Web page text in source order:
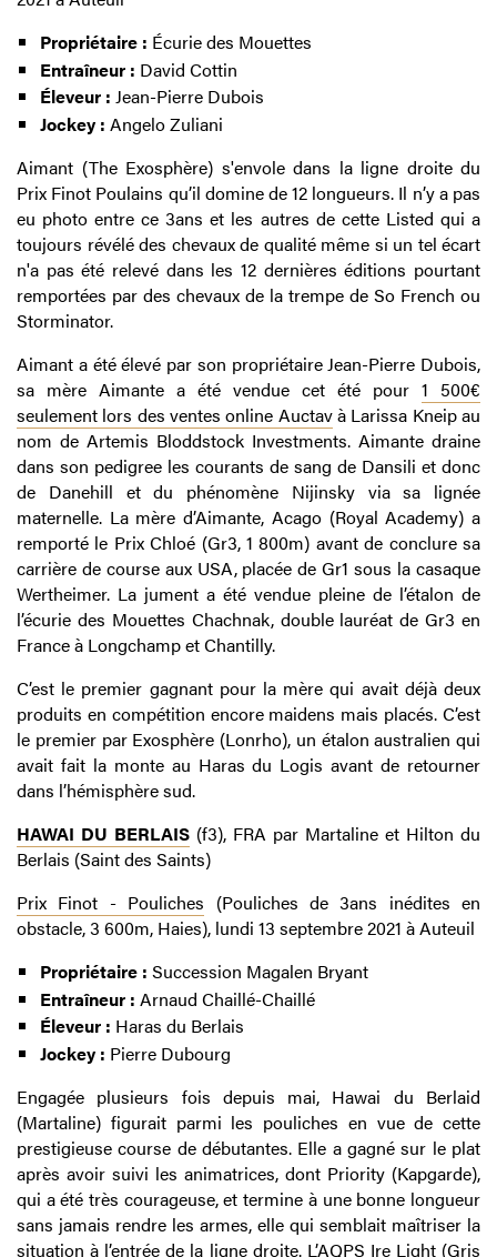
Propriétaire : Écurie des Mouettes
Entraîneur : David Cottin
Éleveur : Jean-Pierre Dubois
Jockey : Angelo Zuliani
Aimant (The Exosphère) s'envole dans la ligne droite du
Prix Finot Poulains qu’il domine de 12 longueurs. Il n’y a pas
eu photo entre ce 3ans et les autres de cette Listed qui a
toujours révélé des chevaux de qualité même si un tel écart
n'a pas été relevé dans les 12 dernières éditions pourtant
remportées par des chevaux de la trempe de So French ou
Storminator.
Aimant a été élevé par son propriétaire Jean-Pierre Dubois,
sa mère Aimante a été vendue cet été pour 1 500€
seulement lors des ventes online Auctavà Larissa Kneip au
nom de Artemis Bloddstock Investments. Aimante draine
dans son pedigree les courants de sang de Dansili et donc
de Danehill et du phénomène Nijinsky via sa lignée
maternelle. La mère d’Aimante, Acago (Royal Academy) a
remporté le Prix Chloé (Gr3, 1 800m) avant de conclure sa
carrière de course aux USA, placée de Gr1 sous la casaque
Wertheimer. La jument a été vendue pleine de l’étalon de
l’écurie des Mouettes Chachnak, double lauréat de Gr3 en
France à Longchamp et Chantilly.
C’est le premier gagnant pour la mère qui avait déjà deux
produits en compétition encore maidens mais placés. C’est
le premier par Exosphère (Lonrho), un étalon australien qui
avait fait la monte au Haras du Logis avant de retourner
dans l’hémisphère sud.
HAWAI DU BERLAIS (f3), FRA par Martaline et Hilton du
Berlais (Saint des Saints)
Prix Finot - Pouliches (Pouliches de 3ans inédites en
obstacle, 3 600m, Haies), lundi 13 septembre 2021 à Auteuil
Propriétaire : Succession Magalen Bryant
Entraîneur : Arnaud Chaillé-Chaillé
Éleveur : Haras du Berlais
Jockey : Pierre Dubourg
Engagée plusieurs fois depuis mai, Hawai du Berlaid
(Martaline) figurait parmi les pouliches en vue de cette
prestigieuse course de débutantes. Elle a gagné sur le plat
après avoir suivi les animatrices, dont Priority (Kapgarde),
qui a été très courageuse, et termine à une bonne longueur
sans jamais rendre les armes, elle qui semblait maîtriser la
situation à l’entrée de la ligne droite. L’AQPS Ire Light (Gris